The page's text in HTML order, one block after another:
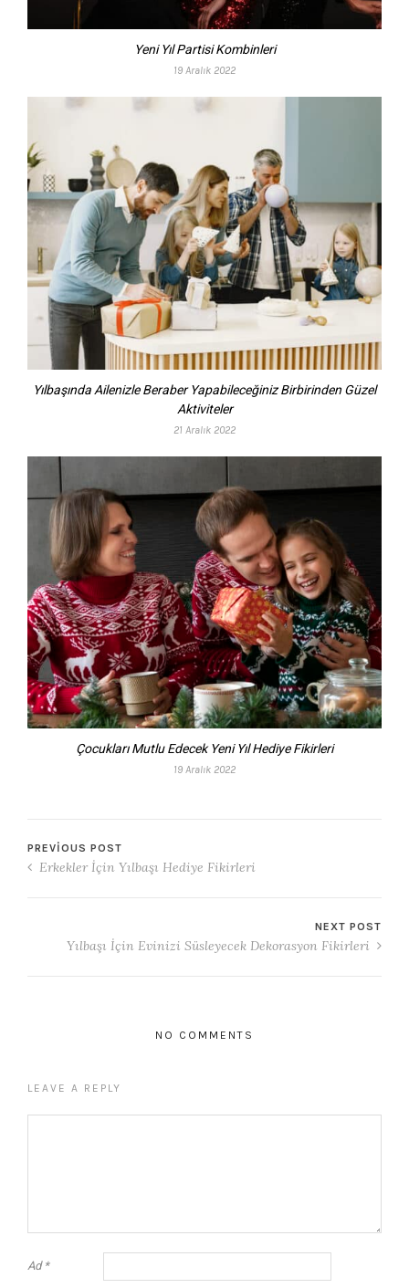
Yeni Yıl Partisi Kombinleri
19 Aralık 2022
Yılbaşında Ailenizle Beraber Yapabileceğiniz Birbirinden Güzel
Aktiviteler
21 Aralık 2022
Çocukları Mutlu Edecek Yeni Yıl Hediye Fikirleri
19 Aralık 2022
PREVIOUS POST
Erkekler İçin Yılbaşı Hediye Fikirleri
NEXT POST
Yılbaşı İçin Evinizi Süsleyecek Dekorasyon Fikirleri
NO COMMENTS
LEAVE A REPLY
Ad *